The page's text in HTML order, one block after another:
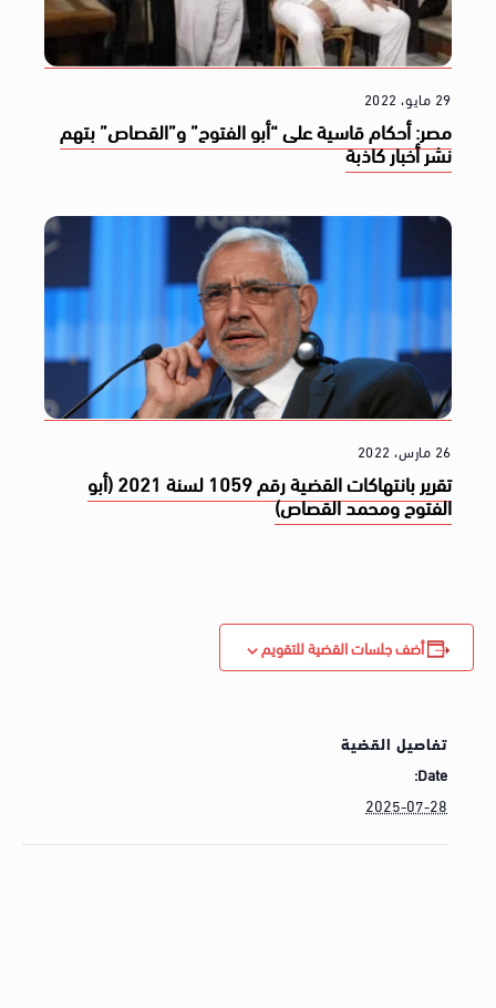
29 مايو، 2022
مصر: أحكام قاسية على “أبو الفتوح” و”القصاص” بتهم
نشر أخبار كاذبة
26 مارس، 2022
تقرير بانتهاكات القضية رقم 1059 لسنة 2021 (أبو
الفتوح ومحمد القصاص)
أضف جلسات القضية للتقويم
تفاصيل القضية
Date:
2025-07-28